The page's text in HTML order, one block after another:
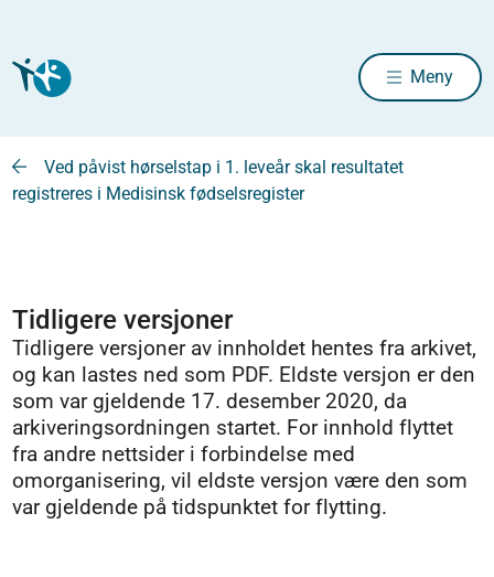
Meny
Ved påvist hørselstap i 1. leveår skal resultatet
registreres i Medisinsk fødselsregister
Tidligere versjoner
Tidligere versjoner av innholdet hentes fra arkivet,
og kan lastes ned som PDF. Eldste versjon er den
som var gjeldende 17. desember 2020, da
arkiveringsordningen startet. For innhold flyttet
fra andre nettsider i forbindelse med
omorganisering, vil eldste versjon være den som
var gjeldende på tidspunktet for flytting.